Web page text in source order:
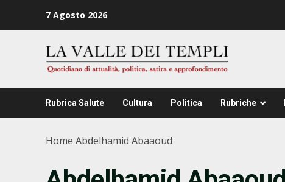
7 Agosto 2026
Rubrica Salute Cultura Politica Rubriche
Home Abdelhamid Abaaoud